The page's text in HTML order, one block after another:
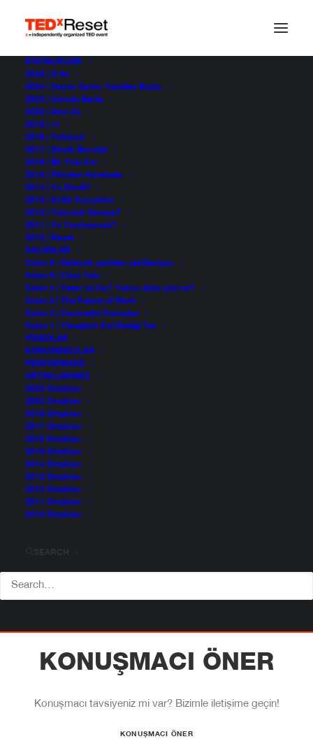
ETKINLIKLER
2025 | O An
2024 | Seçim Senin, Yeniden Başla.
2023 | Umudu Besle
2022 | Alan Aç
2019 | +1
2018 | Yol(a)çık
2017 | Şimdi, Burada!
2016 | Bir Yolu Var
2015 | Fikirden Harekete
2014 | Ya Şimdi?
2013 | Kritik Kavşaklar
2012 | Yolculuk Nereye?
2011 | Ya Yanılıyorsak?
2010 | Reset
SALONLAR
Salon 6 | Gelecek yeniden şekilleniyor.
Salon 5 | Çıkış Yolu
Salon 4 | Yeter mi hiç? Yoksa daha iyisi mi?
Salon 3 | The Future of Work
Salon 2 | Cesaretini Konuştur
Salon 1 | Yüreğinin Kal Dediği Yer
VIDEOLAR
KONUŞMACILAR
PERFORMANS
ORTAKLARIMIZ
2023 Ortakları
2022 Ortakları
2018 Ortakları
2017 Ortakları
2016 Ortakları
2015 Ortakları
2014 Ortakları
2013 Ortakları
2012 Ortakları
2011 Ortakları
2010 Ortakları
BİZE YAZIN
KONUŞMACI ÖNER
Konuşmacı tavsiyeniz mi var? Bizimle iletişime geçin!
KONUŞMACI ÖNER